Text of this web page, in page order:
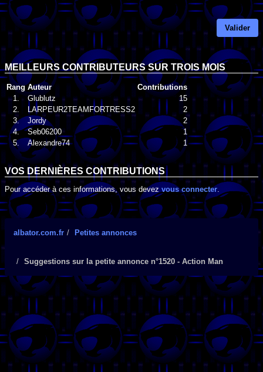
Valider
MEILLEURS CONTRIBUTEURS SUR TROIS MOIS
Rang Auteur
Contributions
1.
Glublutz
15
2.
LARPEUR2TEAMFORTRESS2
2
3.
Jordy
2
4.
Seb06200
1
5.
Alexandre74 1
VOS DERNIÈRES CONTRIBUTIONS
Pour accéder à ces informations, vous devez vous connecter
albator.com.fr Petites annonces
Suggestions sur la petite annonce n°1520 - Action Man